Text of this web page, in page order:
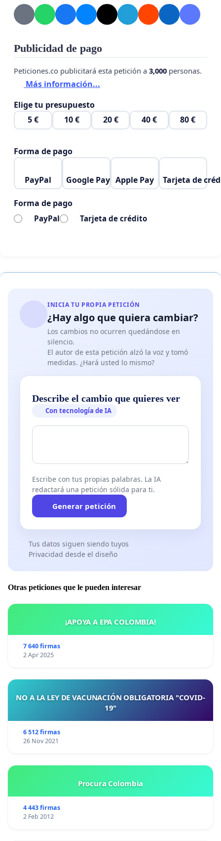
Publicidad de pago
Peticiones.co publicitará esta petición a 3,000 personas.
Más información...
Elige tu presupuesto
5 €
10 € 20 € 40 € 80 €
Forma de pago
PayPal Google Pay Apple Pay Tarjeta de
Forma de pago
PayPal Tarjeta de crédito
INICIA TU PROPIA PETICIÓN
¿Hay algo que quiera cambiar?
Los cambios no ocurren quedándose en
silencio.
El autor de esta petición alzó la voz y tomó
medidas. ¿Hará usted lo mismo?
Describe el cambio que quieres ver
Con tecnología de IA
Escribe con tus propias palabras. La IA
redactará una petición sólida para ti.
Generar petición
Tus datos siguen siendo tuyos
Privacidad desde el diseño
Otras peticiones que le pueden interesar
¡APOYA A EPA COLOMBIA!
7 640 firmas
2 Apr 2025
NO A LA LEY DE VACUNACIÓN OBLIGATORIA "COVID-
19"
6 512 firmas
26 Nov 2021
Procura Colombia
4 443 firmas
2 Feb 2012